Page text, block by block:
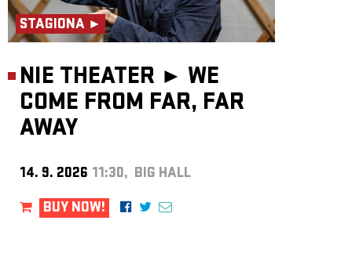
STAGIONA ►
NIE THEATER ► WE
COME FROM FAR, FAR
AWAY
14. 9. 2026 11:30, BIG HALL
BUY NOW!